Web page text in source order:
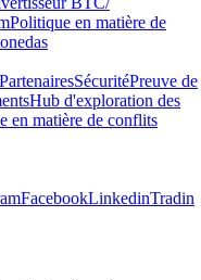
Politique en matière de
PartenairesSécuritéPreuve de
Hub d'exploration des
en matière de conflits
FacebookLinkedinTradin